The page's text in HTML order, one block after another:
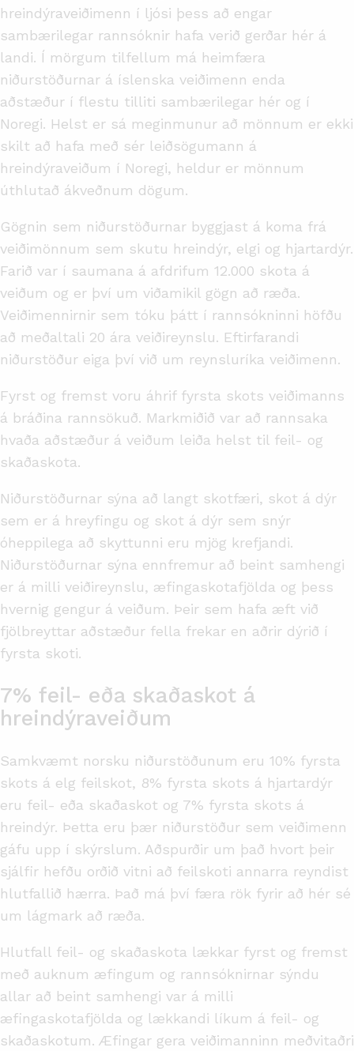
hreindýraveiðimenn í ljósi þess að engar
sambærilegar rannsóknir hafa verið gerðar hér á
landi. Í mörgum tilfellum má heimfæra
niðurstöðurnar á íslenska veiðimenn enda
aðstæður í flestu tilliti sambærilegar hér og í
Noregi. Helst er sá meginmunur að mönnum er ekki
skilt að hafa með sér leiðsögumann á
hreindýraveiðum í Noregi, heldur er mönnum
úthlutað ákveðnum dögum.
Gögnin sem niðurstöðurnar byggjast á koma frá
veiðimönnum sem skutu hreindýr, elgi og hjartardýr.
Farið var í saumana á afdrifum 12.000 skota á
veiðum og er því um viðamikil gögn að ræða.
Veiðimennirnir sem tóku þátt í rannsókninni höfðu
að meðaltali 20 ára veiðireynslu. Eftirfarandi
niðurstöður eiga því við um reynsluríka veiðimenn.
Fyrst og fremst voru áhrif fyrsta skots veiðimanns
á bráðina rannsökuð. Markmiðið var að rannsaka
hvaða aðstæður á veiðum leiða helst til feil- og
skaðaskota.
Niðurstöðurnar sýna að langt skotfæri, skot á dýr
sem er á hreyfingu og skot á dýr sem snýr
óheppilega að skyttunni eru mjög krefjandi.
Niðurstöðurnar sýna ennfremur að beint samhengi
er á milli veiðireynslu, æfingaskotafjölda og þess
hvernig gengur á veiðum. Þeir sem hafa æft við
fjölbreyttar aðstæður fella frekar en aðrir dýrið í
fyrsta skoti.
7% feil- eða skaðaskot á
hreindýraveiðum
Samkvæmt norsku niðurstöðunum eru 10% fyrsta
skots á elg feilskot, 8% fyrsta skots á hjartardýr
eru feil- eða skaðaskot og 7% fyrsta skots á
hreindýr. Þetta eru þær niðurstöður sem veiðimenn
gáfu upp í skýrslum. Aðspurðir um það hvort þeir
sjálfir hefðu orðið vitni að feilskoti annarra reyndist
hlutfallið hærra. Það má því færa rök fyrir að hér sé
um lágmark að ræða.
Hlutfall feil- og skaðaskota lækkar fyrst og fremst
með auknum æfingum og rannsóknirnar sýndu
allar að beint samhengi var á milli
æfingaskotafjölda og lækkandi líkum á feil- og
skaðaskotum. Æfingar gera veiðimanninn meðvitaðri